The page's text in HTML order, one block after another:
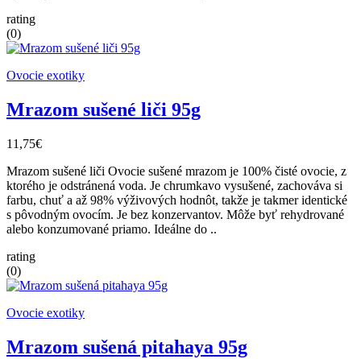
rating
(0)
Ovocie exotiky
Mrazom sušené liči 95g
11,75€
Mrazom sušené liči Ovocie sušené mrazom je 100% čisté ovocie, z
ktorého je odstránená voda. Je chrumkavo vysušené, zachováva si
farbu, chuť a až 98% výživových hodnôt, takže je takmer identické
s pôvodným ovocím. Je bez konzervantov. Môže byť rehydrované
alebo konzumované priamo. Ideálne do ..
rating
(0)
Ovocie exotiky
Mrazom sušená pitahaya 95g